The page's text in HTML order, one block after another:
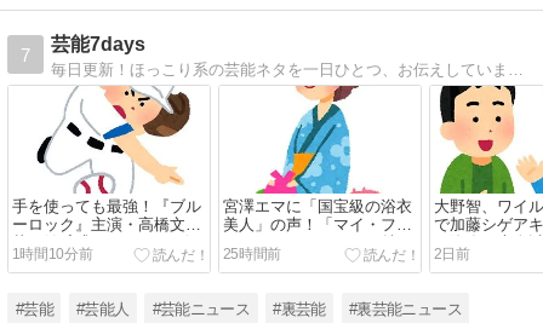
7
芸能7days
手を使っても最強！『ブル
ーロック』主演・高橋文
哉、始球式でノーバン＆深
い一礼に称賛【動画】
1時間10分前
宮澤エマに「国宝級の浴衣
美人」の声！「マイ・フィ
クション」イベントで魅せ
た透明感【画像】
25時間前
大野智、ワイ
で加藤シゲア
に降臨！本人
は初？【画像】
2日前
#芸能 #芸能人 #芸能ニュース #裏芸能 #裏芸能ニュース